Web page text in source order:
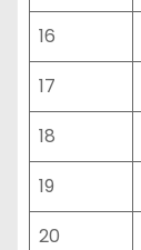
16
17
18
19
20